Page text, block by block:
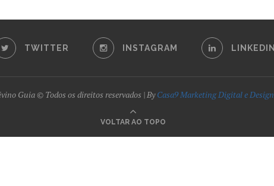
TWITTER INSTAGRAM LINKEDIN
Guia © Todos os direitos reservados | ByCasa9 Marketing Digital e Design
VOLTAR AO TOPO